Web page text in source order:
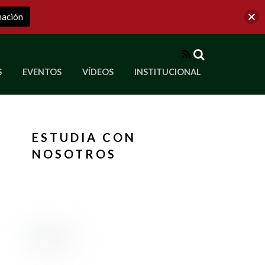
RSS
EVENTOS VÍDEOS INSTITUCIONAL
ESTUDIA CON
NOSOTROS